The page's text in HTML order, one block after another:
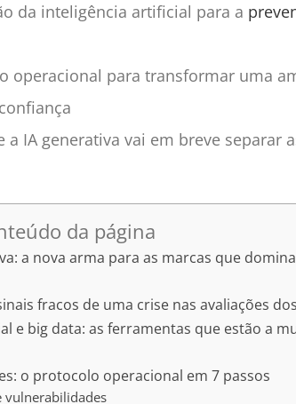
da inteligência artificial para a
operacional para transformar uma
a IA generativa vai em breve separar
da página
a nova arma para as marcas que
fracos de uma crise nas avaliações
e big data: as ferramentas que estão a
o protocolo operacional em 7 passos
vulnerabilidades